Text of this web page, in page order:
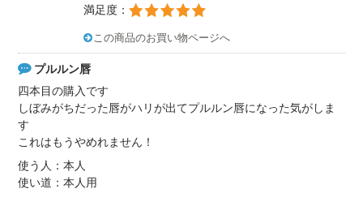
満足度：
この商品のお買い物ページへ
プルルン唇
四本目の購入です
しぼみがちだった唇がハリが出てプルルン唇になった気がしま
す
これはもうやめれません！
使う人：本人
使い道：本人用